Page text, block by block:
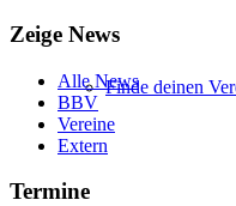
Finde deinen
Zeige News
Alle News
BBV
Vereine
Extern
Termine